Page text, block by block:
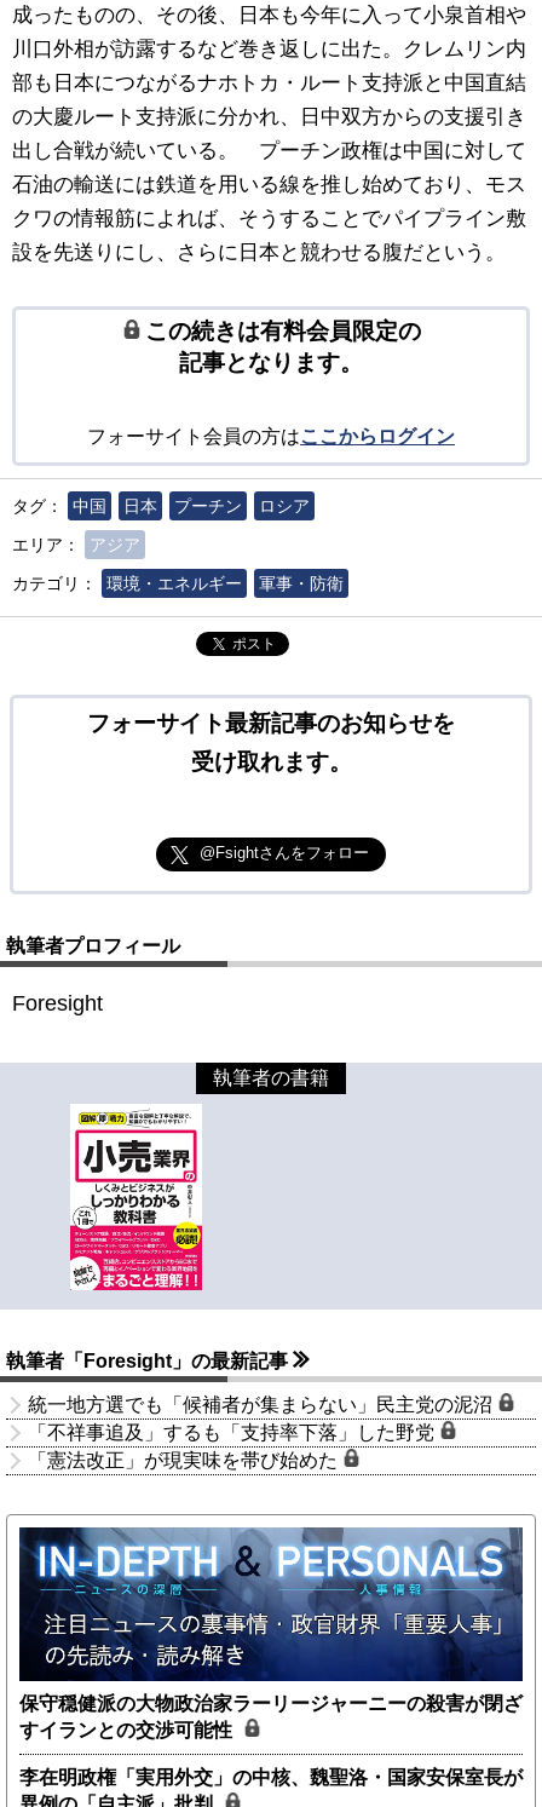
成ったものの、その後、日本も今年に入って小泉首相や
川口外相が訪露するなど巻き返しに出た。クレムリン内
部も日本につながるナホトカ・ルート支持派と中国直結
の大慶ルート支持派に分かれ、日中双方からの支援引き
出し合戦が続いている。 プーチン政権は中国に対して
石油の輸送には鉄道を用いる線を推し始めており、モス
クワの情報筋によれば、そうすることでパイプライン敷
設を先送りにし、さらに日本と競わせる腹だという。
この続きは有料会員限定の
記事となります。
フォーサイト会員の方はここからログイン
タグ： 中国 日本 プーチン
ロシア
エリア：
アジア
カテゴリ：
環境・エネルギー 軍事・防衛
ポスト
フォーサイト最新記事のお知らせを
受け取れます。
@Fsightさんをフォロー
執筆者プロフィール
Foresight
執筆者の書籍
執筆者「Foresight」の最新記事
統一地方選でも「候補者が集まらない」民主党の泥沼
「不祥事追及」するも「支持率下落」した野党
「憲法改正」が現実味を帯び始めた
保守穏健派の大物政治家ラーリージャーニーの殺害が閉ざ
すイランとの交渉可能性
李在明政権「実用外交」の中核、魏聖洛・国家安保室長が